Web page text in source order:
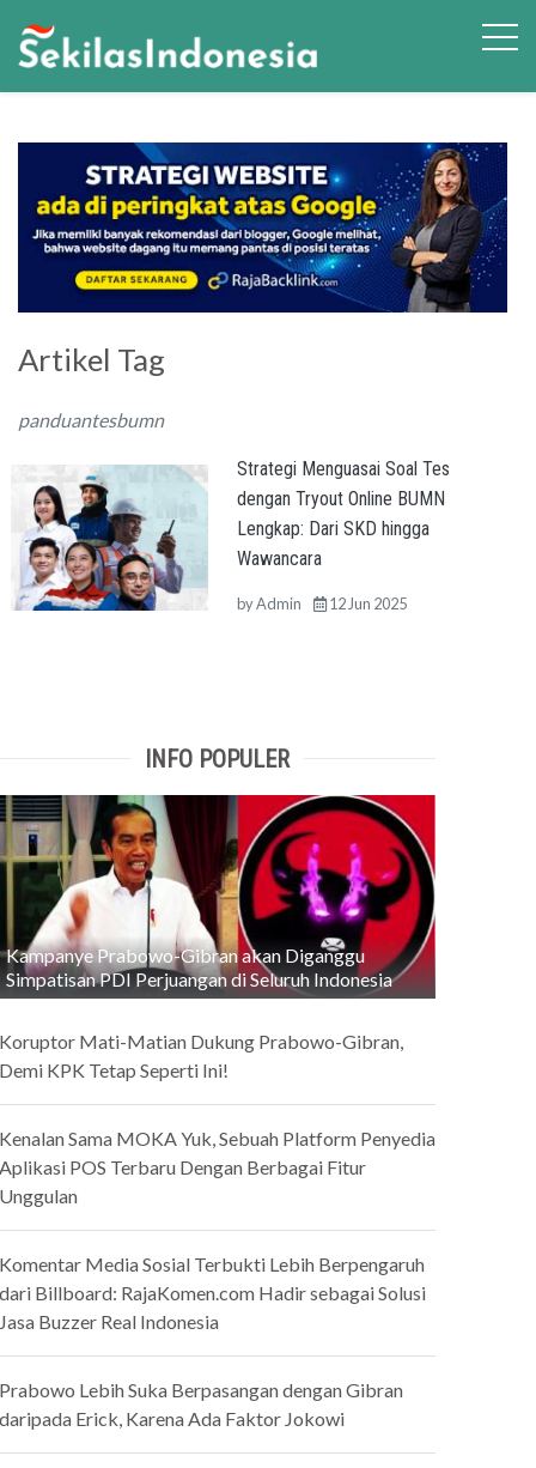
Artikel Tag
panduantesbumn
Strategi Menguasai Soal Tes
dengan Tryout Online BUMN
Lengkap: Dari SKD hingga
Wawancara
byAdmin 12 Jun 2025
INFO POPULER
Kampanye Prabowo-Gibran akan Diganggu
Simpatisan PDI Perjuangan di Seluruh Indonesia
Mati-Matian Dukung Prabowo-Gibran,
KPK Tetap Seperti Ini!
Sama MOKA Yuk, Sebuah Platform Penyedia
POS Terbaru Dengan Berbagai Fitur
Media Sosial Terbukti Lebih Berpengaruh
Billboard: RajaKomen.com Hadir sebagai Solusi
Buzzer Real Indonesia
Lebih Suka Berpasangan dengan Gibran
Erick, Karena Ada Faktor Jokowi